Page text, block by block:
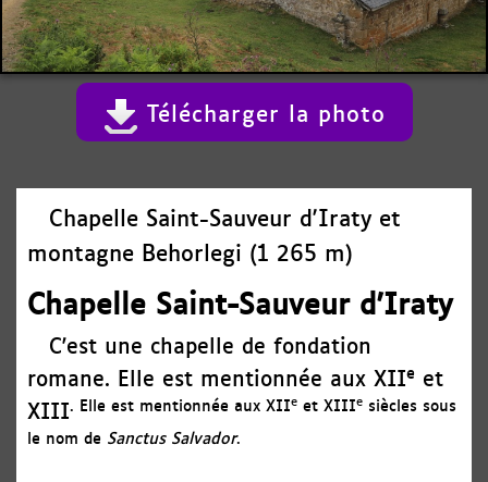
Télécharger la photo
Chapelle Saint-Sauveur d'Iraty et
montagne Behorlegi (1 265 m)
Chapelle Saint-Sauveur d'Iraty
C'est une chapelle de fondation
romane. Elle est mentionnée aux XIIe et
XIII. Elle est mentionnée aux XIIe et XIIIe siècles sous
le nom de Sanctus Salvador.